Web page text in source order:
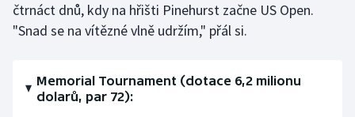
Plážový volejbal
Rychlobruslení
čtrnáct dnů, kdy na hřišti Pinehurst začne US Open.
"Snad se na vítězné vlně udržím," přál si.
Memorial Tournament (dotace 6,2 milionu
dolarů, par 72):